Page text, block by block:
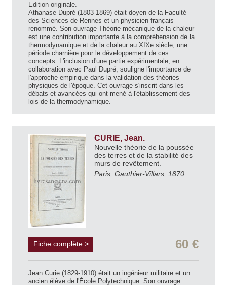
Edition originale.
Athanase Dupré (1803-1869) était doyen de la Faculté
des Sciences de Rennes et un physicien français
renommé. Son ouvrage Théorie mécanique de la chaleur
est une contribution importante à la compréhension de la
thermodynamique et de la chaleur au XIXe siècle, une
période charnière pour le développement de ces
concepts. L'inclusion d'une partie expérimentale, en
collaboration avec Paul Dupré, souligne l'importance de
l'approche empirique dans la validation des théories
physiques de l'époque. Cet ouvrage s'inscrit dans les
débats et avancées qui ont mené à l'établissement des
lois de la thermodynamique.
CURIE, Jean.
Nouvelle théorie de la poussée
des terres et de la stabilité des
murs de revêtement.
Paris, Gauthier-Villars, 1870.
Fiche complète > 60 €
Jean Curie (1829-1910) était un ingénieur militaire et un
ancien élève de l'École Polytechnique. Son ouvrage